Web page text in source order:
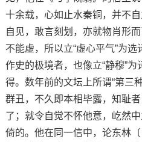
十余载，心如止水秦铜，并不
自见，敢言刻划，亦就物肖形
不能虚，所以立“虚心平气”为选
作史的极境者，也像立“静穆”
得。数年前的文坛上所谓“第三
群丑，不久即本相毕露，知耻
了；就令自觉不怀他意，屹然
倚的。他在同一信中，论东林